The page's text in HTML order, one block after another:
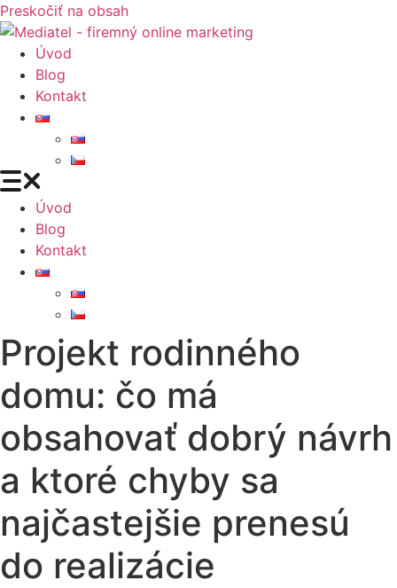
Preskočiť na obsah
Úvod
Blog
Kontakt
Úvod
Blog
Kontakt
Projekt rodinného
domu: čo má
obsahovať dobrý návrh
a ktoré chyby sa
najčastejšie prenesú
do realizácie